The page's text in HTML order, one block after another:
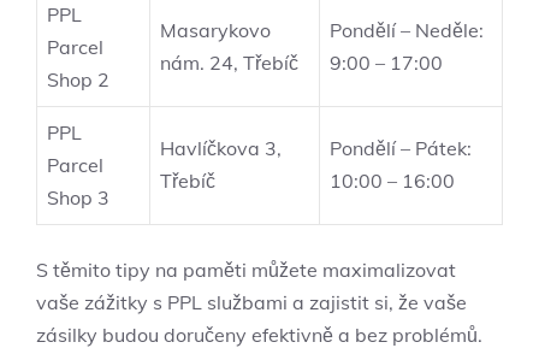
PPL
Parcel
Shop 2
Masarykovo
nám. 24, Třebíč
Pondělí – Neděle:
9:00 – 17:00
PPL
Parcel
Shop 3
Havlíčkova 3,
Třebíč
Pondělí – Pátek:
10:00 – 16:00
S těmito tipy na paměti můžete maximalizovat
vaše zážitky s PPL službami a zajistit si, že vaše
zásilky budou doručeny efektivně a bez problémů.